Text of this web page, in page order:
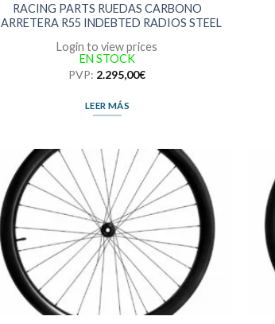
RACING PARTS RUEDAS CARBONO
R55 INDEBTED RADIOS STEEL
Login to view prices
EN STOCK
PVP: 2.295,00€
LEER MÁS